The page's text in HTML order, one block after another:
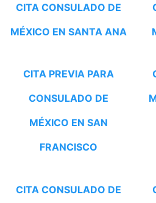
CITA CONSULADO DE
MÉXICO EN SANTA ANA
CITA PREVIA PARA
CONSULADO DE
MÉXICO EN SAN
FRANCISCO
CITA CONSULADO DE